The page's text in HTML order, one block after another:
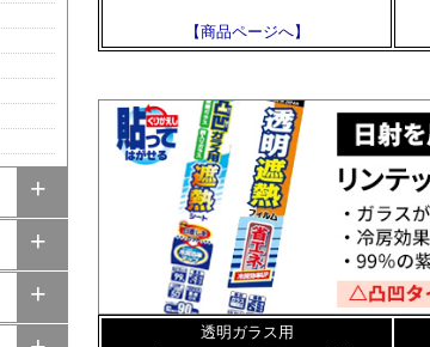
【商品ページへ】
透明ガラス用